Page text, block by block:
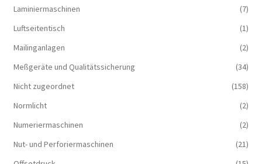
Laminiermaschinen
(7)
Luftseitentisch
(1)
Mailinganlagen
(2)
Meßgeräte und Qualitätssicherung
(34)
Nicht zugeordnet
(158)
Normlicht
(2)
Numeriermaschinen
(2)
Nut- und Perforiermaschinen
(21)